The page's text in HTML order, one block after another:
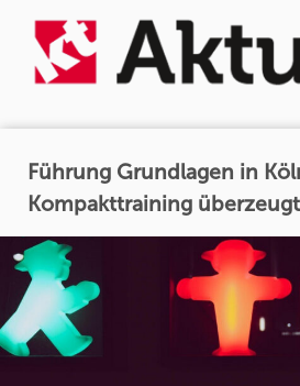
Führung Grundlagen in
Kompakttraining